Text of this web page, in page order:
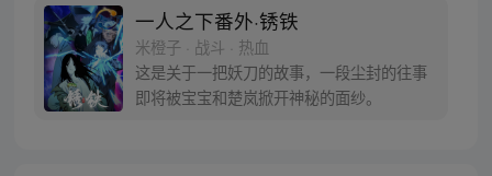
自己打工的快递公司。为了帮冯宝宝寻找她
的身世，也为了查清自己与爷爷身上的秘
密，张楚岚的生活被彻底颠覆，与冯宝宝一
同踏上“异人”之旅。
一人之下番外·锈铁
米橙子 · 战斗 · 热血
这是关于一把妖刀的故事，一段尘封的往事
即将被宝宝和楚岚掀开神秘的面纱。